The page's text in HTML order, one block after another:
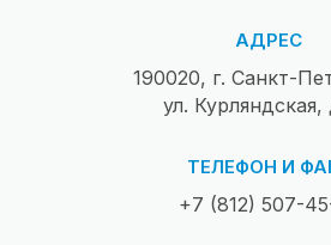
АДРЕС
190020, г. Санкт-
ул. Курляндская,
ТЕЛЕФОН И
+7 (812) 507-